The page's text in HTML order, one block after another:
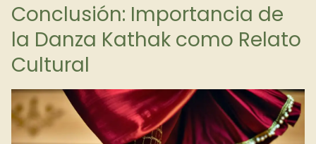
Conclusión: Importancia de
la Danza Kathak como Relato
Cultural